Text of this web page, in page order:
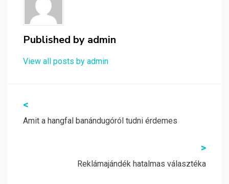
Published by admin
View all posts by admin
Bejegyzés
navigáció
<
Amit a hangfal banándugóról tudni érdemes
>
Reklámajándék hatalmas választéka